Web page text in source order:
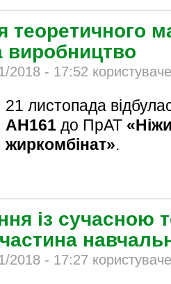
теоретичного
виробництво
- 17:52
21 листопада
АН161 до ПрАТ
жиркомбінат».
із сучасною
- 17:27